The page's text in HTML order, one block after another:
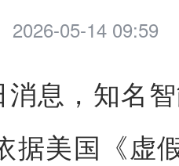
2026-05-14 09:59
息，知名
据美国《虚